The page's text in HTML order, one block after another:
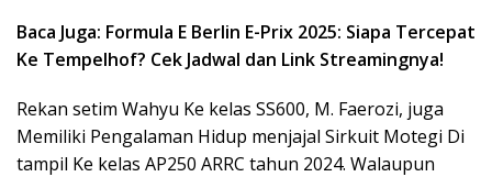
Baca Juga: Formula E Berlin E-Prix 2025: Siapa Tercepat
Ke Tempelhof? Cek Jadwal dan Link Streamingnya!
Rekan setim Wahyu Ke kelas SS600, M. Faerozi, juga
Memiliki Pengalaman Hidup menjajal Sirkuit Motegi Di
tampil Ke kelas AP250 ARRC tahun 2024. Walaupun